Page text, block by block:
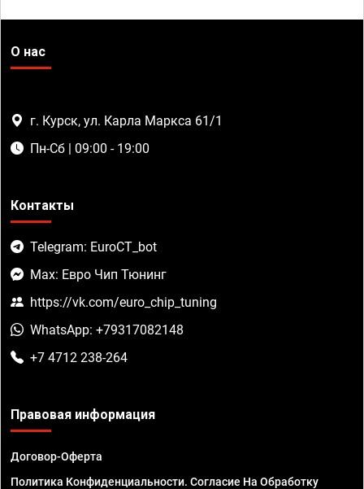
О нас
г. Курск, ул. Карла Маркса 61/1
Пн-Сб | 09:00 - 19:00
Контакты
Telegram: EuroCT_bot
Max: Евро Чип Тюнинг
https://vk.com/euro_chip_tuning
WhatsApp: +79317082148
+7 4712 238-264
Правовая информация
Договор-Оферта
Политика Конфиденциальности. Согласие На Обработку